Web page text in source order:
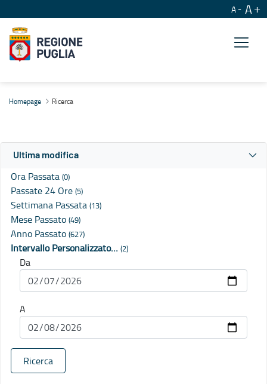
A A
Homepage Ricerca
Ultima modifica
Ora Passata (0)
Passate 24 Ore (5)
Settimana Passata (13)
Mese Passato (49)
Anno Passato (627)
Intervallo Personalizzato… (2)
Da
A
Ricerca